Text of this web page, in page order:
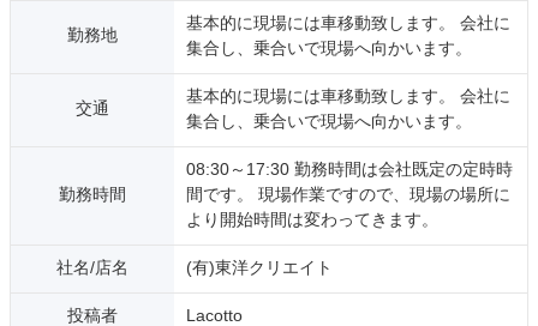
勤務地
基本的に現場には車移動致します。 会社に
集合し、乗合いで現場へ向かいます。
交通
基本的に現場には車移動致します。 会社に
集合し、乗合いで現場へ向かいます。
勤務時間
08:30～17:30 勤務時間は会社既定の定時時
間です。 現場作業ですので、現場の場所に
より開始時間は変わってきます。
社名/店名 (有)東洋クリエイト
投稿者 Lacotto